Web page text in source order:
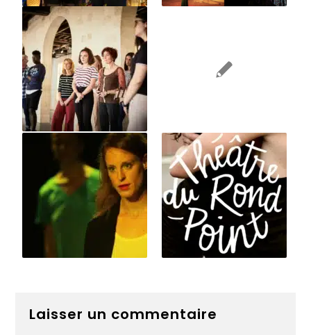
Laisser un commentaire